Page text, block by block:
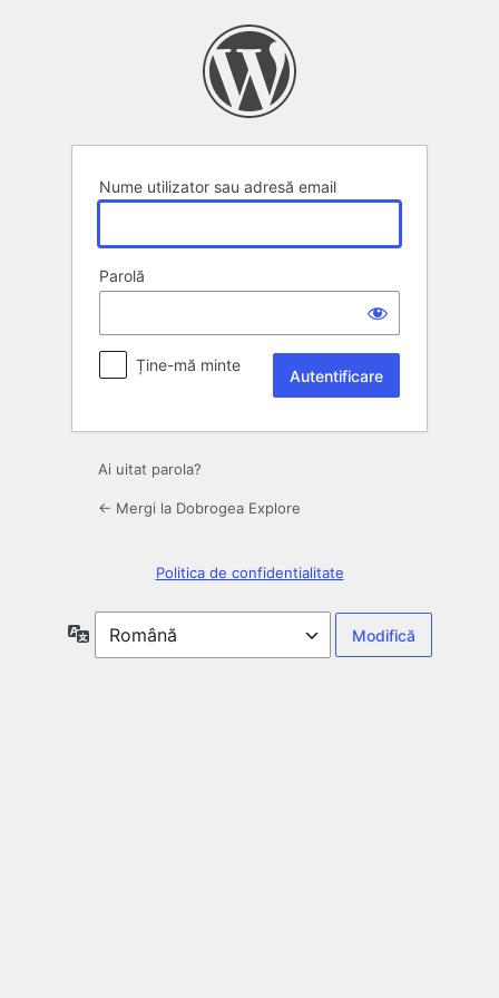
Nume utilizator sau adresă email
Parolă
Ține-mă minte
Ai uitat parola?
← Mergi la Dobrogea Explore
Politica de confidentialitate
Limbă